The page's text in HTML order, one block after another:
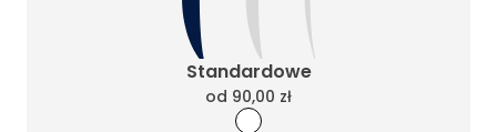
Standardowe
od 90,00 zł